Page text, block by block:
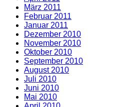
März 2011
Februar 2011
Januar 2011
Dezember 2010
November 2010
Oktober 2010
September 2010
August 2010
Juli 2010
Juni 2010
Mai 2010